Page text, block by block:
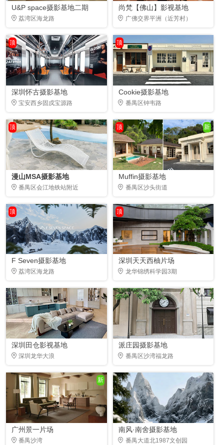
U&P space摄影基地二期
荔湾区海龙路
尚梵【佛山】影视基地
广佛交界平洲（近芳村）
顶
深圳怀古摄影基地
宝安西乡固戍宝源路
顶
Cookie摄影基地
番禺区钟韦路
顶
漫山MSA摄影基地
番禺区会江地铁站附近
新
顶
Muffin摄影基地
番禺区沙头街道
顶
F Seven摄影基地
荔湾区海龙路
顶
深圳天天西柚片场
龙华锦绣科学园3期
深圳田仓影视基地
深圳龙华大浪
派庄园摄影基地
番禺区沙湾福龙路
新
广州景一片场
番禺沙湾
南风·南舍摄影基地
番禺大道北1987文创园